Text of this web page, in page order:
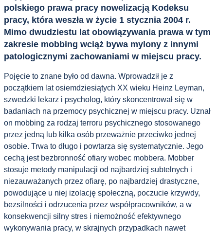
polskiego prawa pracy nowelizacją Kodeksu
pracy, która weszła w życie 1 stycznia 2004 r.
Mimo dwudziestu lat obowiązywania prawa w tym
zakresie mobbing wciąż bywa mylony z innymi
patologicznymi zachowaniami w miejscu pracy.
Pojęcie to znane było od dawna. Wprowadził je z
początkiem lat osiemdziesiątych XX wieku Heinz Leyman,
szwedzki lekarz i psycholog, który skoncentrował się w
badaniach na przemocy psychicznej w miejscu pracy. Uznał
on mobbing za rodzaj terroru psychicznego stosowanego
przez jedną lub kilka osób przeważnie przeciwko jednej
osobie. Trwa to długo i powtarza się systematycznie. Jego
cechą jest bezbronność ofiary wobec mobbera. Mobber
stosuje metody manipulacji od najbardziej subtelnych i
niezauważanych przez ofiarę, po najbardziej drastyczne,
powodujące u niej izolację społeczną, poczucie krzywdy,
bezsilności i odrzucenia przez współpracowników, a w
konsekwencji silny stres i niemożność efektywnego
wykonywania pracy, w skrajnych przypadkach nawet